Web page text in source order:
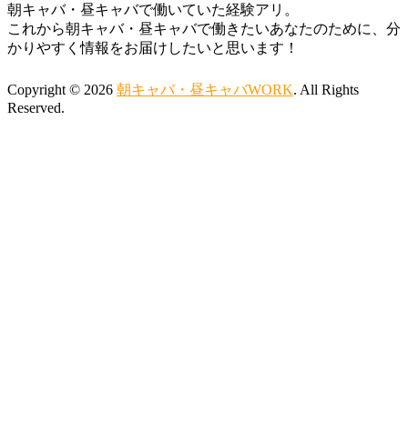
朝キャバ・昼キャバで働いていた経験アリ。
これから朝キャバ・昼キャバで働きたいあなたのために、分
かりやすく情報をお届けしたいと思います！
Copyright © 2026 朝キャバ・昼キャバWORK. All Rights
Reserved.